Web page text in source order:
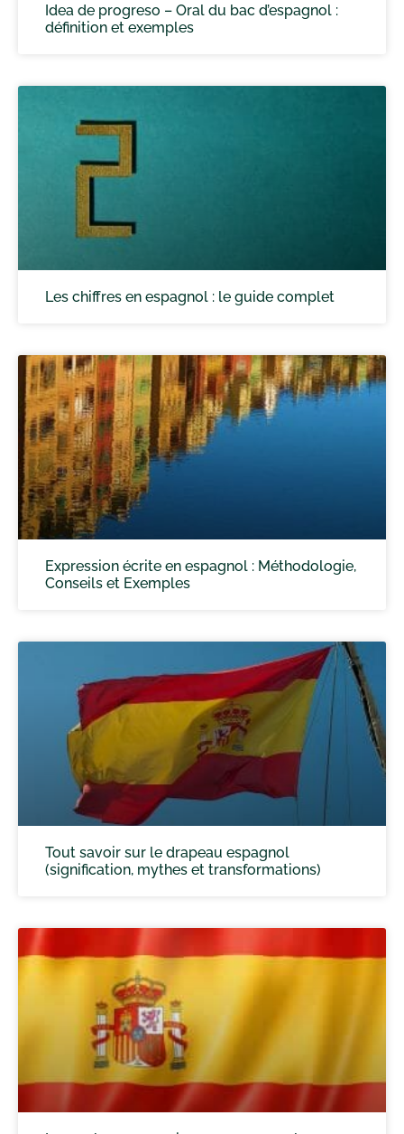
Idea de progreso – Oral du bac d’espagnol :
définition et exemples
Les chiffres en espagnol : le guide complet
Expression écrite en espagnol : Méthodologie,
Conseils et Exemples
Tout savoir sur le drapeau espagnol
(signification, mythes et transformations)